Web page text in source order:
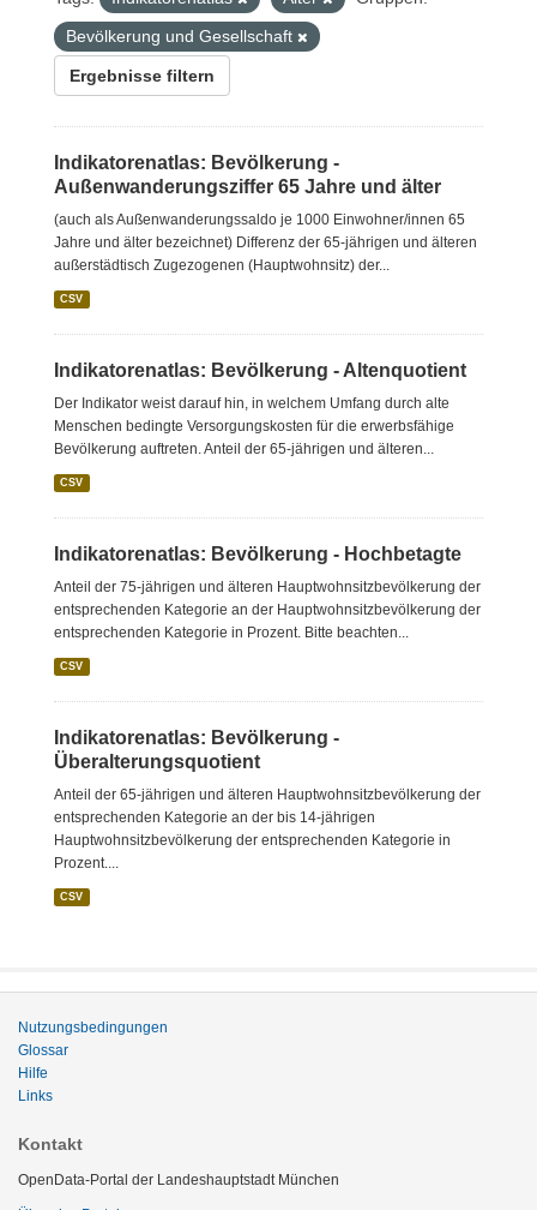
Bevölkerung und Gesellschaft
Ergebnisse filtern
Indikatorenatlas: Bevölkerung -
Außenwanderungsziffer 65 Jahre und älter
(auch als Außenwanderungssaldo je 1000 Einwohner/innen 65
Jahre und älter bezeichnet) Differenz der 65-jährigen und älteren
außerstädtisch Zugezogenen (Hauptwohnsitz) der...
CSV
Indikatorenatlas: Bevölkerung - Altenquotient
Der Indikator weist darauf hin, in welchem Umfang durch alte
Menschen bedingte Versorgungskosten für die erwerbsfähige
Bevölkerung auftreten. Anteil der 65-jährigen und älteren...
CSV
Indikatorenatlas: Bevölkerung - Hochbetagte
Anteil der 75-jährigen und älteren Hauptwohnsitzbevölkerung der
entsprechenden Kategorie an der Hauptwohnsitzbevölkerung der
entsprechenden Kategorie in Prozent. Bitte beachten...
CSV
Indikatorenatlas: Bevölkerung -
Überalterungsquotient
Anteil der 65-jährigen und älteren Hauptwohnsitzbevölkerung der
entsprechenden Kategorie an der bis 14-jährigen
Hauptwohnsitzbevölkerung der entsprechenden Kategorie in
Prozent....
CSV
Nutzungsbedingungen
Glossar
Hilfe
Links
Kontakt
OpenData-Portal der Landeshauptstadt München